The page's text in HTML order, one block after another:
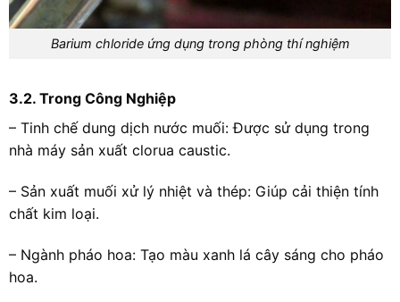
Barium chloride ứng dụng trong phòng thí nghiệm
3.2. Trong Công Nghiệp
– Tinh chế dung dịch nước muối: Được sử dụng trong
nhà máy sản xuất clorua caustic.
– Sản xuất muối xử lý nhiệt và thép: Giúp cải thiện tính
chất kim loại.
– Ngành pháo hoa: Tạo màu xanh lá cây sáng cho pháo
hoa.